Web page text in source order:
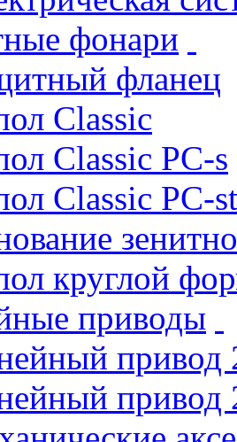
фонари
фланец
Classic
Classic PC-s
Classic PC-st
круглой
приводы
привод
привод